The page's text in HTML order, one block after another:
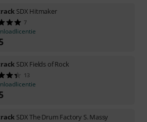
SDX Hitmaker
7
SDX Fields of Rock
13
SDX The Drum Factory S. Massy